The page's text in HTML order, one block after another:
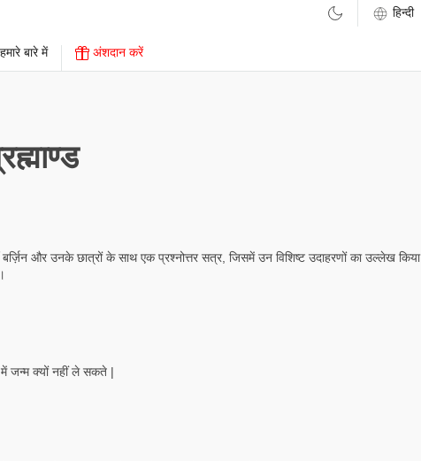
हमारे बारे में अंशदान करें
बर्ज़िन और उनके छात्रों के साथ एक प्रश्नोत्तर सत्र, जिसमें उन विशिष्ट उदाहरणों का उल्लेख किया
में जन्म क्यों नहीं ले सकते |